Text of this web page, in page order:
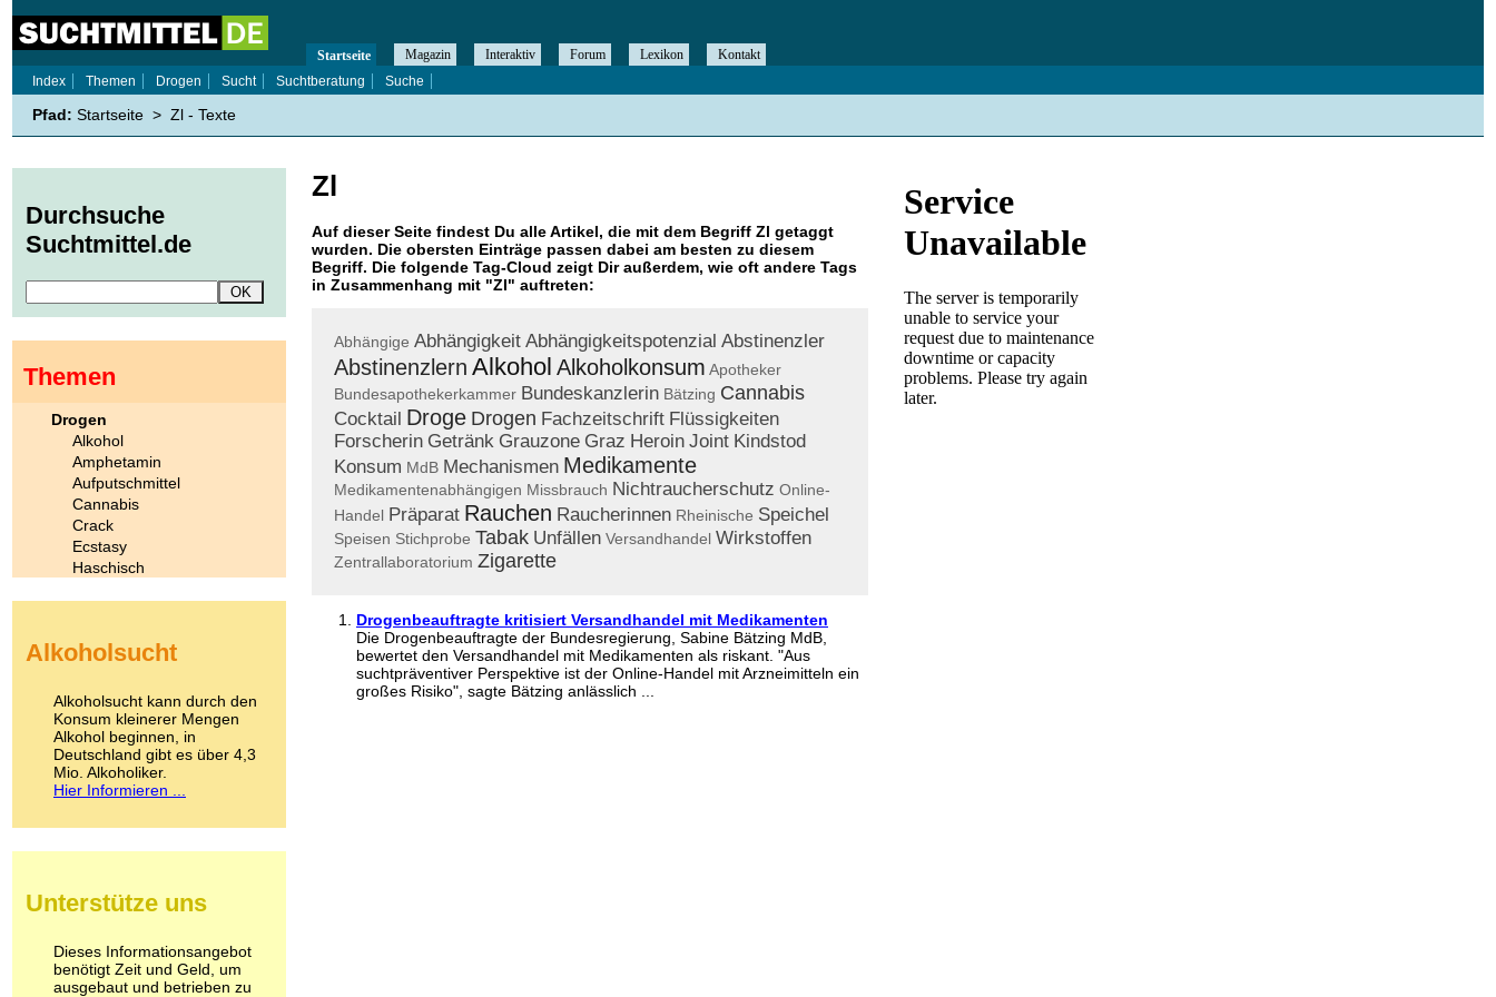
Zl
Auf dieser Seite findest Du alle Artikel, die mit dem Begriff Zl getaggt
wurden. Die obersten Einträge passen dabei am besten zu diesem
Begriff. Die folgende Tag-Cloud zeigt Dir außerdem, wie oft andere Tags
in Zusammenhang mit "Zl" auftreten:
Abhängige Abhängigkeit Abhängigkeitspotenzial Abstinenzler
Abstinenzlern Alkohol Alkoholkonsum Apotheker
Bundesapothekerkammer Bundeskanzlerin Bätzing Cannabis
Cocktail Droge Drogen Fachzeitschrift Flüssigkeiten
Forscherin Getränk Grauzone Graz Heroin Joint Kindstod
Konsum MdB Mechanismen Medikamente
Medikamentenabhängigen Missbrauch Nichtraucherschutz Online-
Handel Präparat Rauchen Raucherinnen Rheinische Speichel
Speisen Stichprobe Tabak Unfällen Versandhandel Wirkstoffen
Zentrallaboratorium Zigarette
Drogenbeauftragte kritisiert Versandhandel mit Medikamenten
Die Drogenbeauftragte der Bundesregierung, Sabine Bätzing MdB,
bewertet den Versandhandel mit Medikamenten als riskant. "Aus
suchtpräventiver Perspektive ist der Online-Handel mit Arzneimitteln ein
großes Risiko", sagte Bätzing anlässlich ...
Startseite Magazin Interaktiv Forum Lexikon
Kontakt
Index
Themen Drogen Sucht Suchtberatung Suche
Pfad: Startseite > Zl - Texte
Durchsuche
Suchtmittel.de
Themen
Drogen
Alkohol
Amphetamin
Aufputschmittel
Cannabis
Crack
Ecstasy
Haschisch
Kokain
LSD
Marihuana
Medikamente
Meskalin
Metamphetamin
Methadon
Pilze
Psychopharmaka
Schlafmittel
Schmerzmittel
Alkoholsucht
Alkoholsucht kann durch den
Konsum kleinerer Mengen
Alkohol beginnen, in
Deutschland gibt es über 4,3
Mio. Alkoholiker.
Hier Informieren ...
Unterstütze uns
Dieses Informationsangebot
benötigt Zeit und Geld, um
ausgebaut und betrieben zu